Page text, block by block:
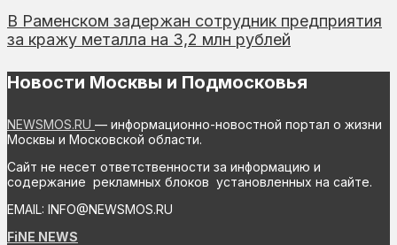
В Раменском задержан сотрудник предприятия
за кражу металла на 3,2 млн рублей
Новости Москвы и Подмосковья
NEWSMOS.RU — информационно-новостной портал о жизни
Москвы и Московской области.
Сайт не несет ответственности за информацию и
содержание рекламных блоков установленных на сайте.
EMAIL: INFO@NEWSMOS.RU
FiNE NEWS